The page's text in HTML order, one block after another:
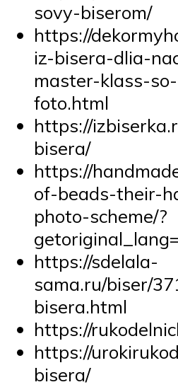
sovy-biserom/
https://
iz-bisera-dlia-
master-klass-
foto.html
https://
bisera/
https://
of-beads-their-
photo-scheme/?
https://sdelala-
sama.ru/biser/
bisera.html
https://
https://
bisera/